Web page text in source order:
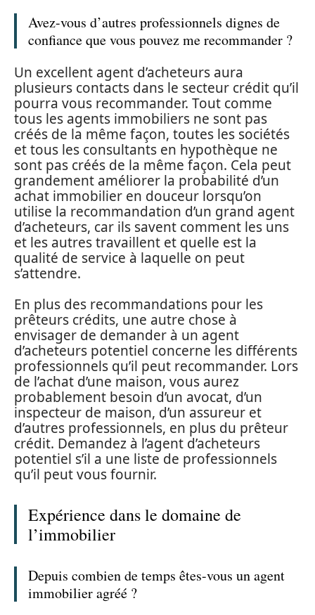
Avez-vous d’autres professionnels dignes de
confiance que vous pouvez me recommander ?
Un excellent agent d’acheteurs aura
plusieurs contacts dans le secteur crédit qu’il
pourra vous recommander. Tout comme
tous les agents immobiliers ne sont pas
créés de la même façon, toutes les sociétés
et tous les consultants en hypothèque ne
sont pas créés de la même façon. Cela peut
grandement améliorer la probabilité d’un
achat immobilier en douceur lorsqu’on
utilise la recommandation d’un grand agent
d’acheteurs, car ils savent comment les uns
et les autres travaillent et quelle est la
qualité de service à laquelle on peut
s’attendre.
En plus des recommandations pour les
prêteurs crédits, une autre chose à
envisager de demander à un agent
d’acheteurs potentiel concerne les différents
professionnels qu’il peut recommander. Lors
de l’achat d’une maison, vous aurez
probablement besoin d’un avocat, d’un
inspecteur de maison, d’un assureur et
d’autres professionnels, en plus du prêteur
crédit. Demandez à l’agent d’acheteurs
potentiel s’il a une liste de professionnels
qu’il peut vous fournir.
Expérience dans le domaine de
l’immobilier
Depuis combien de temps êtes-vous un agent
immobilier agréé ?